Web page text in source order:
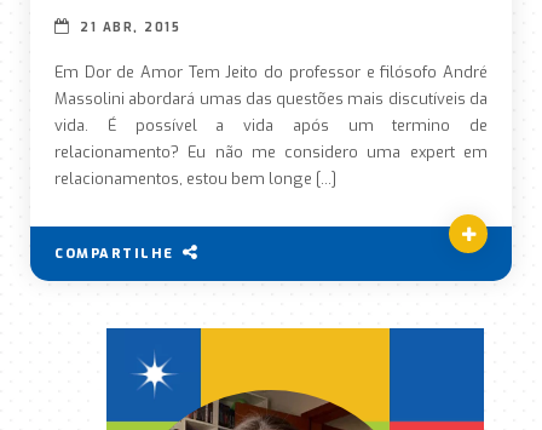
21 ABR, 2015
Em Dor de Amor Tem Jeito do professor e filósofo André
Massolini abordará umas das questões mais discutíveis da
vida. É possível a vida após um termino de
relacionamento? Eu não me considero uma expert em
relacionamentos, estou bem longe […]
COMPARTILHE